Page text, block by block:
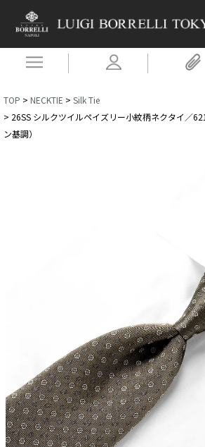
TOP NECKTIE
Silk Tie
26SS シルクツイルペイズリー小紋柄ネクタイ／
ン基調）